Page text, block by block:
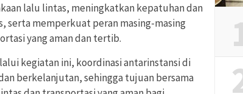
lalu lintas, meningkatkan kepatuhan dan
serta memperkuat peran masing-masing
yang aman dan tertib.
kegiatan ini, koordinasi antarinstansi di
berkelanjutan, sehingga tujuan bersama